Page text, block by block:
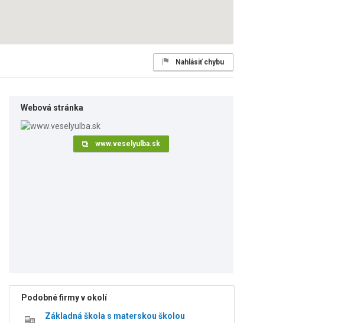
Nahlásiť chybu
Webová stránka
www.veselyulba.sk
Podobné firmy v okolí
Základná škola s materskou školou